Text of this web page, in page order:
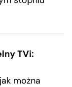
TVi:
można